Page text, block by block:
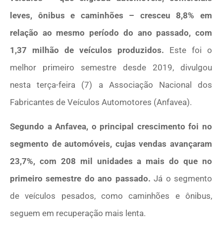
leves, ônibus e caminhões – cresceu 8,8% em
relação ao mesmo período do ano passado, com
1,37 milhão de veículos produzidos. Este foi o
melhor primeiro semestre desde 2019, divulgou
nesta terça-feira (7) a Associação Nacional dos
Fabricantes de Veículos Automotores (Anfavea).
Segundo a Anfavea, o principal crescimento foi no
segmento de automóveis, cujas vendas avançaram
23,7%, com 208 mil unidades a mais do que no
primeiro semestre do ano passado.Já o segmento
de veículos pesados, como caminhões e ônibus,
seguem em recuperação mais lenta.